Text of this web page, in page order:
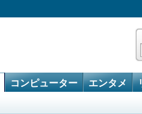
コンピューター エンタメ